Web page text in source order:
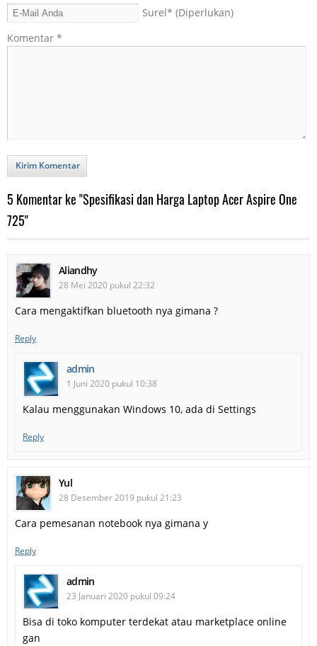
Surel* (Diperlukan)
Komentar *
Kirim Komentar
5 Komentar ke "Spesifikasi dan Harga Laptop Acer Aspire One
725"
Aliandhy
28 Mei 2020 pukul 22:32
Cara mengaktifkan bluetooth nya gimana ?
Reply
admin
1 Juni 2020 pukul 10:38
Kalau menggunakan Windows 10, ada di Settings
Reply
Yul
28 Desember 2019 pukul 21:23
Cara pemesanan notebook nya gimana y
Reply
admin
23 Januari 2020 pukul 09:24
Bisa di toko komputer terdekat atau marketplace online
gan